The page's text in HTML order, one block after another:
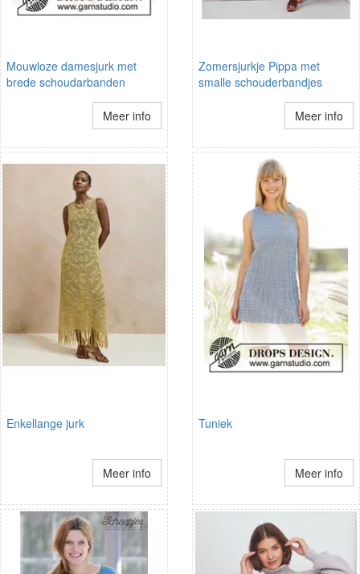
Mouwloze damesjurk met
brede schoudarbanden
Meer info
Zomersjurkje Pippa met
smalle schouderbandjes
Meer info
Enkellange jurk
Meer info
Tuniek
Meer info